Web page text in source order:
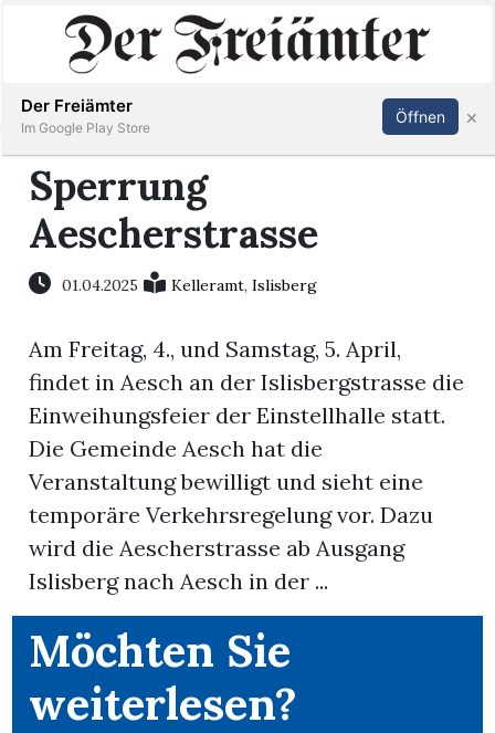
Immobilien
Veranstaltungen
Stellen
E-
Newsletter
App
Inserieren Abonnieren Anmelden
Sperrung
Aescherstrasse
01.04.2025 Kelleramt,Islisberg
Am Freitag, 4., und Samstag, 5. April,
findet in Aesch an der Islisbergstrasse die
Einweihungsfeier der Einstellhalle statt.
Die Gemeinde Aesch hat die
Veranstaltung bewilligt und sieht eine
temporäre Verkehrsregelung vor. Dazu
wird die Aescherstrasse ab Ausgang
Islisberg nach Aesch in der ...
Möchten Sie
weiterlesen?
Der Freiämter
Im Google Play Store
Öffnen ×